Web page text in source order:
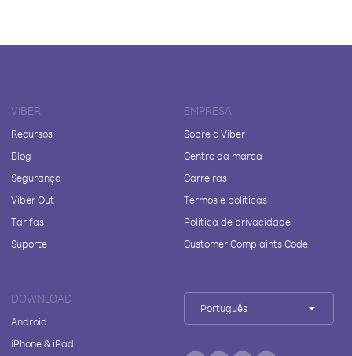
VIBER
Recursos
Blog
Segurança
Viber Out
Tarifas
Suporte
EMPRESA
Sobre o Viber
Centro da marca
Carreiras
Termos e políticas
Política de privacidade
Customer Complaints Code
DOWNLOAD
Android
iPhone & iPad
Português